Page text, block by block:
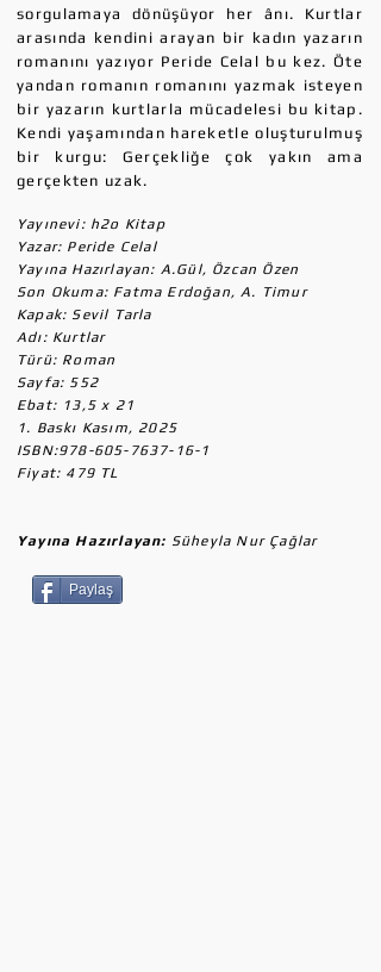
sorgulamaya dönüşüyor her ânı. Kurtlar
arasında kendini arayan bir kadın yazarın
romanını yazıyor Peride Celal bu kez. Öte
yandan romanın romanını yazmak isteyen
bir yazarın kurtlarla mücadelesi bu kitap.
Kendi yaşamından hareketle oluşturulmuş
bir kurgu: Gerçekliğe çok yakın ama
gerçekten uzak.
Yayınevi: h2o Kitap
Yazar: Peride Celal
Yayına Hazırlayan: A.Gül, Özcan Özen
Son Okuma: Fatma Erdoğan, A. Timur
Kapak: Sevil Tarla
Adı: Kurtlar
Türü: Roman
Sayfa: 552
Ebat: 13,5 x 21
1. Baskı Kasım, 2025
ISBN:978-605-7637-16-1
Fiyat: 479 TL
Yayına Hazırlayan: Süheyla Nur Çağlar
Paylaş